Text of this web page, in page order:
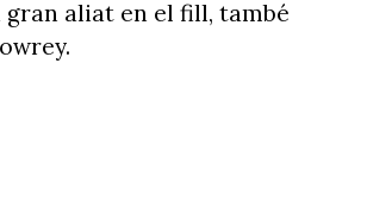
aliat en el fill, també